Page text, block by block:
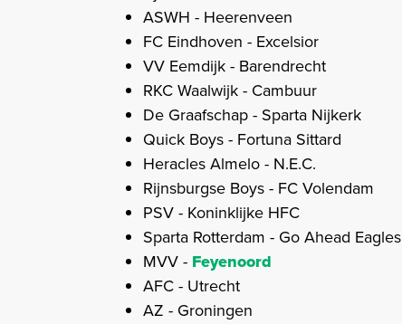
ASWH - Heerenveen
FC Eindhoven - Excelsior
VV Eemdijk - Barendrecht
RKC Waalwijk - Cambuur
De Graafschap - Sparta Nijkerk
Quick Boys - Fortuna Sittard
Heracles Almelo - N.E.C.
Rijnsburgse Boys - FC Volendam
PSV - Koninklijke HFC
Sparta Rotterdam - Go Ahead Eagles
MVV - Feyenoord
AFC - Utrecht
AZ - Groningen